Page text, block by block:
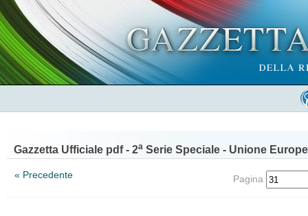
Gazzetta Ufficiale pdf - 2a Serie Speciale - Unione
« Precedente Pagina